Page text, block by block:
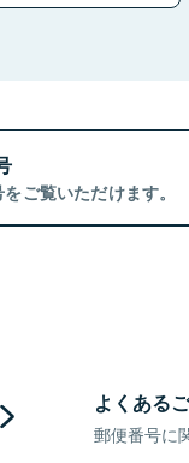
ご覧いただけます。
よくある
郵便番号に